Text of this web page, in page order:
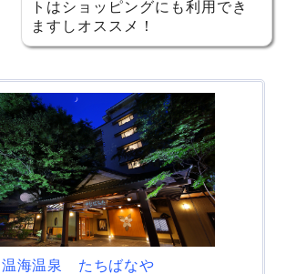
トはショッピングにも利用でき
ますしオススメ！
温海温泉 たちばなや